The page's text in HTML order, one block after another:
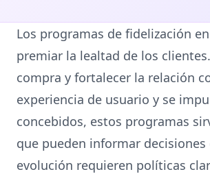
Los programas de fidelización
premiar la lealtad de los
compra y fortalecer la relación
experiencia de usuario y se
concebidos, estos programas
que pueden informar
evolución requieren políticas